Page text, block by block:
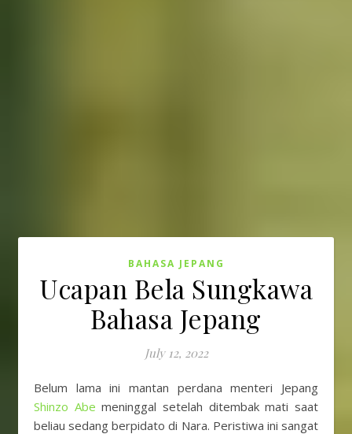
BAHASA JEPANG
Ucapan Bela Sungkawa
Bahasa Jepang
July 12, 2022
Belum lama ini mantan perdana menteri Jepang
Shinzo Abe meninggal setelah ditembak mati saat
beliau sedang berpidato di Nara. Peristiwa ini sangat